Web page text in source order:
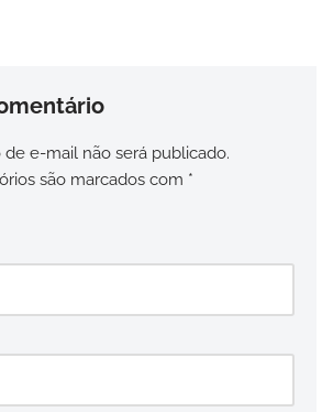
e-mail não será publicado.
são marcados com *